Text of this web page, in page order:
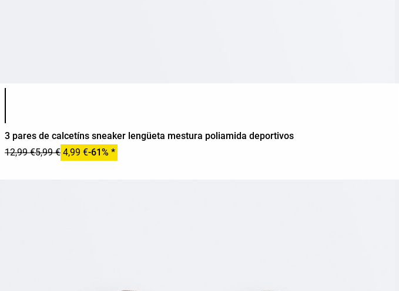
3 pares de calcetíns sneaker lengüeta mestura poliamida deportivos
12,99 €5,99 € 4,99 €-61% *